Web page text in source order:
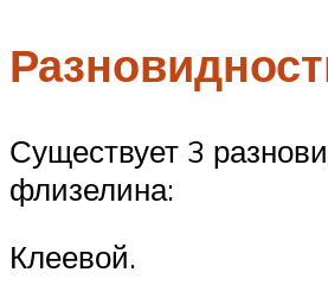
Существует 3
флизелина:
Клеевой.